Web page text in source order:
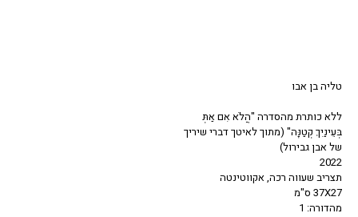
טליה בן אבו
ללא כותרת מהסדרה "הֲלֹא אִם אַתְּ
בְּעֵינַיִךְ קְטַנָּה" (מתוך לאיטך דברי שיריך
של אבן גבירול)
2022
תצריב שעווה רכה, אקווטינטה
37X27 ס"מ
מהדורה: 1